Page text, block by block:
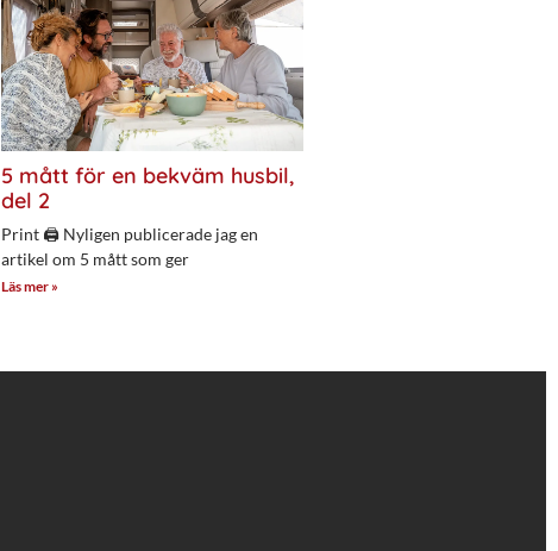
5 mått för en bekväm husbil,
del 2
Print 🖨 Nyligen publicerade jag en
artikel om 5 mått som ger
Läs mer »